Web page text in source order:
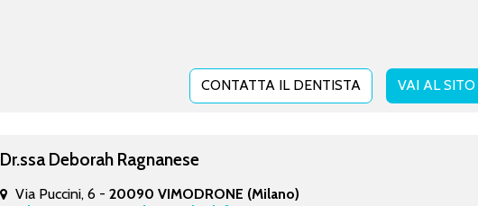
CONTATTA IL DENTISTA VAI AL SITO
Dr.ssa Deborah Ragnanese
Via Puccini, 6 -20090 VIMODRONE (Milano)